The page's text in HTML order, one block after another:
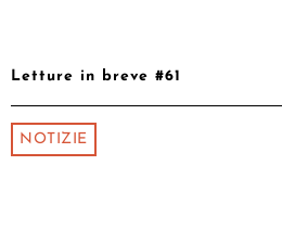
Letture in breve #61
NOTIZIE